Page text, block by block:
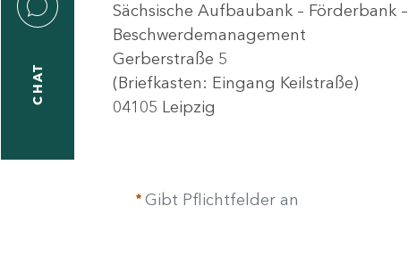
CHAT
Sächsische Aufbaubank – Förderbank –
Beschwerdemanagement
Gerberstraße 5
(Briefkasten: Eingang Keilstraße)
04105 Leipzig
Gibt Pflichtfelder an